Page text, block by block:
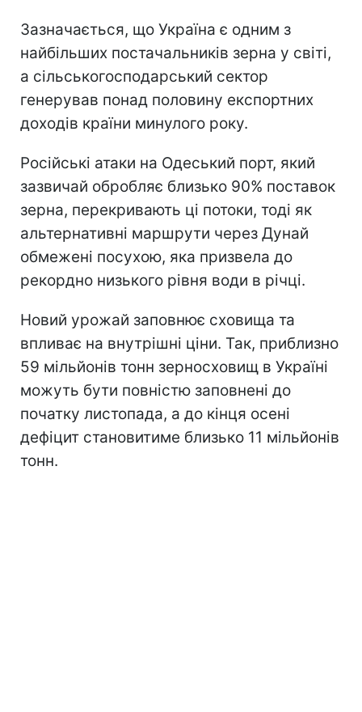
Зазначається, що Україна є одним з
найбільших постачальників зерна у світі,
а сільськогосподарський сектор
генерував понад половину експортних
доходів країни минулого року.
Російські атаки на Одеський порт, який
зазвичай обробляє близько 90% поставок
зерна, перекривають ці потоки, тоді як
альтернативні маршрути через Дунай
обмежені посухою, яка призвела до
рекордно низького рівня води в річці.
Новий урожай заповнює сховища та
впливає на внутрішні ціни. Так, приблизно
59 мільйонів тонн зерносховищ в Україні
можуть бути повністю заповнені до
початку листопада, а до кінця осені
дефіцит становитиме близько 11 мільйонів
тонн.